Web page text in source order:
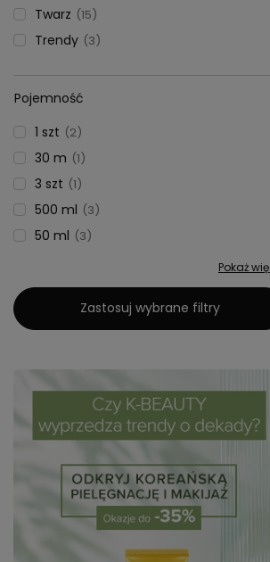
Twarz
15
Trendy 3
Pojemność
1 szt
2
30 m 1
3 szt 1
500 ml 3
50 ml 3
Pokaż
Zastosuj wybrane filtry